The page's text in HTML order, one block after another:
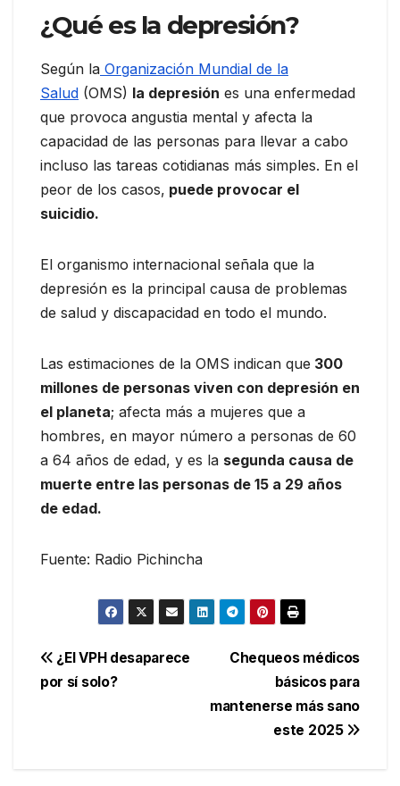
¿Qué es la depresión?
Según la Organización Mundial de la
Salud (OMS) la depresión es una enfermedad
que provoca angustia mental y afecta la
capacidad de las personas para llevar a cabo
incluso las tareas cotidianas más simples. En el
peor de los casos, puede provocar el
suicidio.
El organismo internacional señala que la
depresión es la principal causa de problemas
de salud y discapacidad en todo el mundo.
Las estimaciones de la OMS indican que 300
millones de personas viven con depresión en
el planeta; afecta más a mujeres que a
hombres, en mayor número a personas de 60
a 64 años de edad, y es la segunda causa de
muerte entre las personas de 15 a 29 años
de edad.
Fuente: Radio Pichincha
Navegación
de
Chequeos médicos
básicos para
mantenerse más sano
este 2025
¿El VPH desaparece
por sí solo?